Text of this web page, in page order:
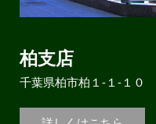
柏支店
千葉県柏市柏１-１-１０